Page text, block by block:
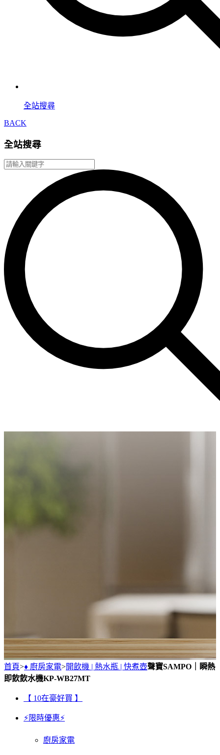
全站搜尋
BACK
全站搜尋
首頁>♦ 廚房家電>開飲機 | 熱水瓶 | 快煮壺聲寶SAMPO｜瞬熱
即飲飲水機KP-WB27MT
【 10在豪好買 】
⚡限時優惠⚡
廚房家電